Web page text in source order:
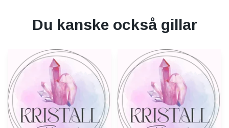
Du kanske också gillar